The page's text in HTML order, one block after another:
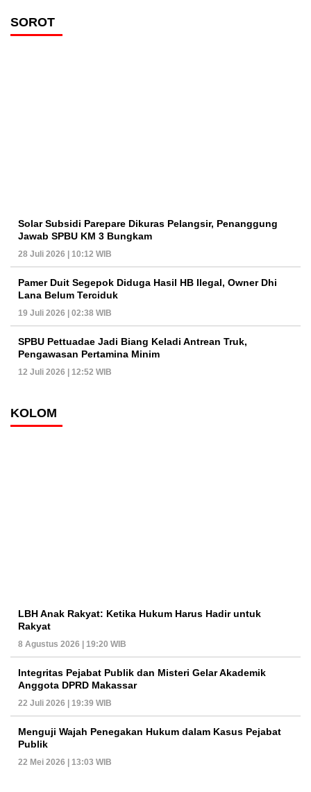
SOROT
Solar Subsidi Parepare Dikuras Pelangsir, Penanggung
Jawab SPBU KM 3 Bungkam
28 Juli 2026 | 10:12 WIB
Pamer Duit Segepok Diduga Hasil HB Ilegal, Owner Dhi
Lana Belum Terciduk
19 Juli 2026 | 02:38 WIB
SPBU Pettuadae Jadi Biang Keladi Antrean Truk,
Pengawasan Pertamina Minim
12 Juli 2026 | 12:52 WIB
KOLOM
LBH Anak Rakyat: Ketika Hukum Harus Hadir untuk
Rakyat
8 Agustus 2026 | 19:20 WIB
Integritas Pejabat Publik dan Misteri Gelar Akademik
Anggota DPRD Makassar
22 Juli 2026 | 19:39 WIB
Menguji Wajah Penegakan Hukum dalam Kasus Pejabat
Publik
22 Mei 2026 | 13:03 WIB